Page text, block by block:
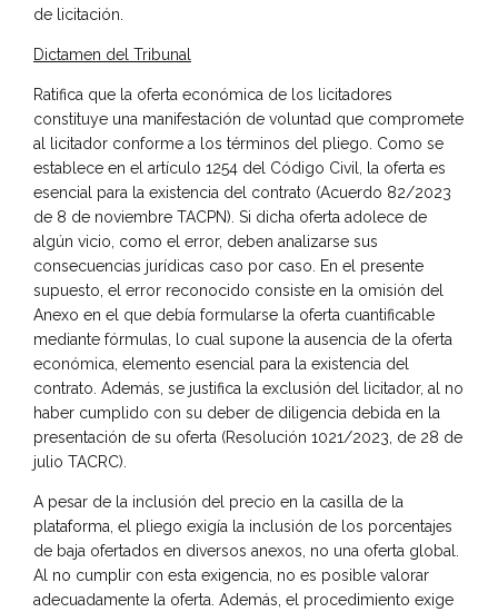
de licitación.
Dictamen del Tribunal
Ratifica que la oferta económica de los licitadores
constituye una manifestación de voluntad que compromete
al licitador conforme a los términos del pliego. Como se
establece en el artículo 1254 del Código Civil, la oferta es
esencial para la existencia del contrato (Acuerdo 82/2023
de 8 de noviembre TACPN). Si dicha oferta adolece de
algún vicio, como el error, deben analizarse sus
consecuencias jurídicas caso por caso. En el presente
supuesto, el error reconocido consiste en la omisión del
Anexo en el que debía formularse la oferta cuantificable
mediante fórmulas, lo cual supone la ausencia de la oferta
económica, elemento esencial para la existencia del
contrato. Además, se justifica la exclusión del licitador, al no
haber cumplido con su deber de diligencia debida en la
presentación de su oferta (Resolución 1021/2023, de 28 de
julio TACRC).
A pesar de la inclusión del precio en la casilla de la
plataforma, el pliego exigía la inclusión de los porcentajes
de baja ofertados en diversos anexos, no una oferta global.
Al no cumplir con esta exigencia, no es posible valorar
adecuadamente la oferta. Además, el procedimiento exige